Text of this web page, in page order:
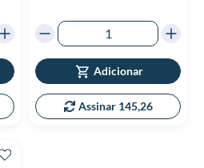
Adicionar
Assinar 145,26